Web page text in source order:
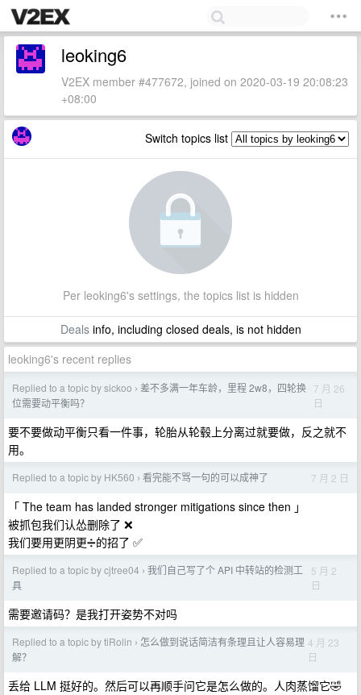
leoking6
V2EX member #477672, joined on 2020-03-19 20:08:23
+08:00
Switch topics list
Per leoking6's settings, the topics list is hidden
Dealsinfo, including closed deals, is not hidden
leoking6's recent replies
Replied to a topic by sickoo › 差不多满一年车龄，里程 2w8，四轮换
位需要动平衡吗？
7 月 26
日
要不要做动平衡只看一件事，轮胎从轮毂上分离过就要做，反之就不
用。
Replied to a topic by HK560 › 看完能不骂一句的可以成神了 7 月 2 日
「 The team has landed stronger mitigations since then 」
被抓包我们认怂删除了 ❌
我们要用更阴更➗的招了 ✅
Replied to a topic by cjtree04 › 我们自己写了个 API 中转站的检测工
具
5 月 2
日
需要邀请码？是我打开姿势不对吗
Replied to a topic by tiRolin › 怎么做到说话简洁有条理且让人容易理
解？
4 月 23
日
丢给 LLM 挺好的。然后可以再顺手问它是怎么做的。人肉蒸馏它🤣